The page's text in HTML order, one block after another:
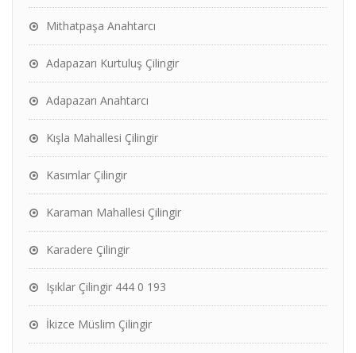
Mithatpaşa Anahtarcı
Adapazarı Kurtuluş Çilingir
Adapazarı Anahtarcı
Kışla Mahallesi Çilingir
Kasımlar Çilingir
Karaman Mahallesi Çilingir
Karadere Çilingir
Işıklar Çilingir 444 0 193
İkizce Müslim Çilingir